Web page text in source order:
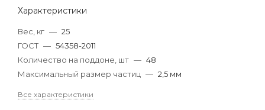
Характеристики
Вес, кг — 25
ГОСТ — 54358-2011
Количество на поддоне, шт — 48
Максимальный размер частиц — 2,5 мм
Все характеристики